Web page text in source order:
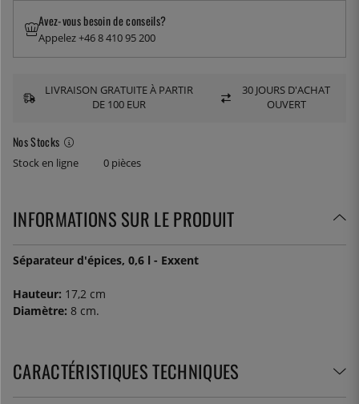
Nos Stocks
Stock en ligne 0 pièces
Avez-vous besoin de conseils?
Appelez +46 8 410 95 200
LIVRAISON GRATUITE À PARTIR
DE 100 EUR
30 JOURS D'ACHAT
OUVERT
INFORMATIONS SUR LE PRODUIT
Séparateur d'épices, 0,6 l - Exxent
Hauteur: 17,2 cm
Diamètre: 8 cm.
CARACTÉRISTIQUES TECHNIQUES